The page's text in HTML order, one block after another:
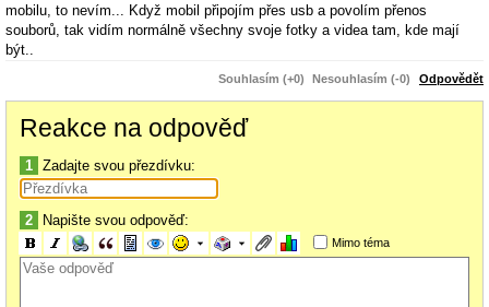
mobilu, to nevím... Když mobil připojím přes usb a povolím přenos
souborů, tak vidím normálně všechny svoje fotky a videa tam, kde mají
být..
Souhlasím (+0) Nesouhlasím (-0) Odpovědět
Reakce na odpověď
1 Zadajte svou přezdívku:
2 Napište svou odpověď:
Mimo téma